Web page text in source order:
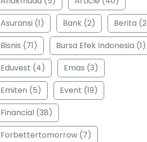
Asuransi (1)
Bank (2)
Berita
Bisnis (71)
Bursa Efek Indonesia (1)
Eduvest (4)
Emas (3)
Emiten (5)
Event (19)
Financial (38)
Forbettertomorrow (7)